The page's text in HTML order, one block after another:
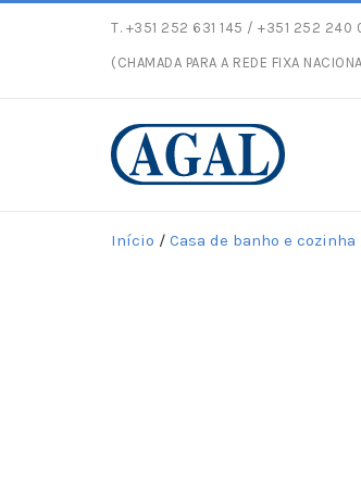
T. +351 252 631 145 / +351 252 240
(CHAMADA PARA A REDE FIXA
Início / Casa de banho e cozinha